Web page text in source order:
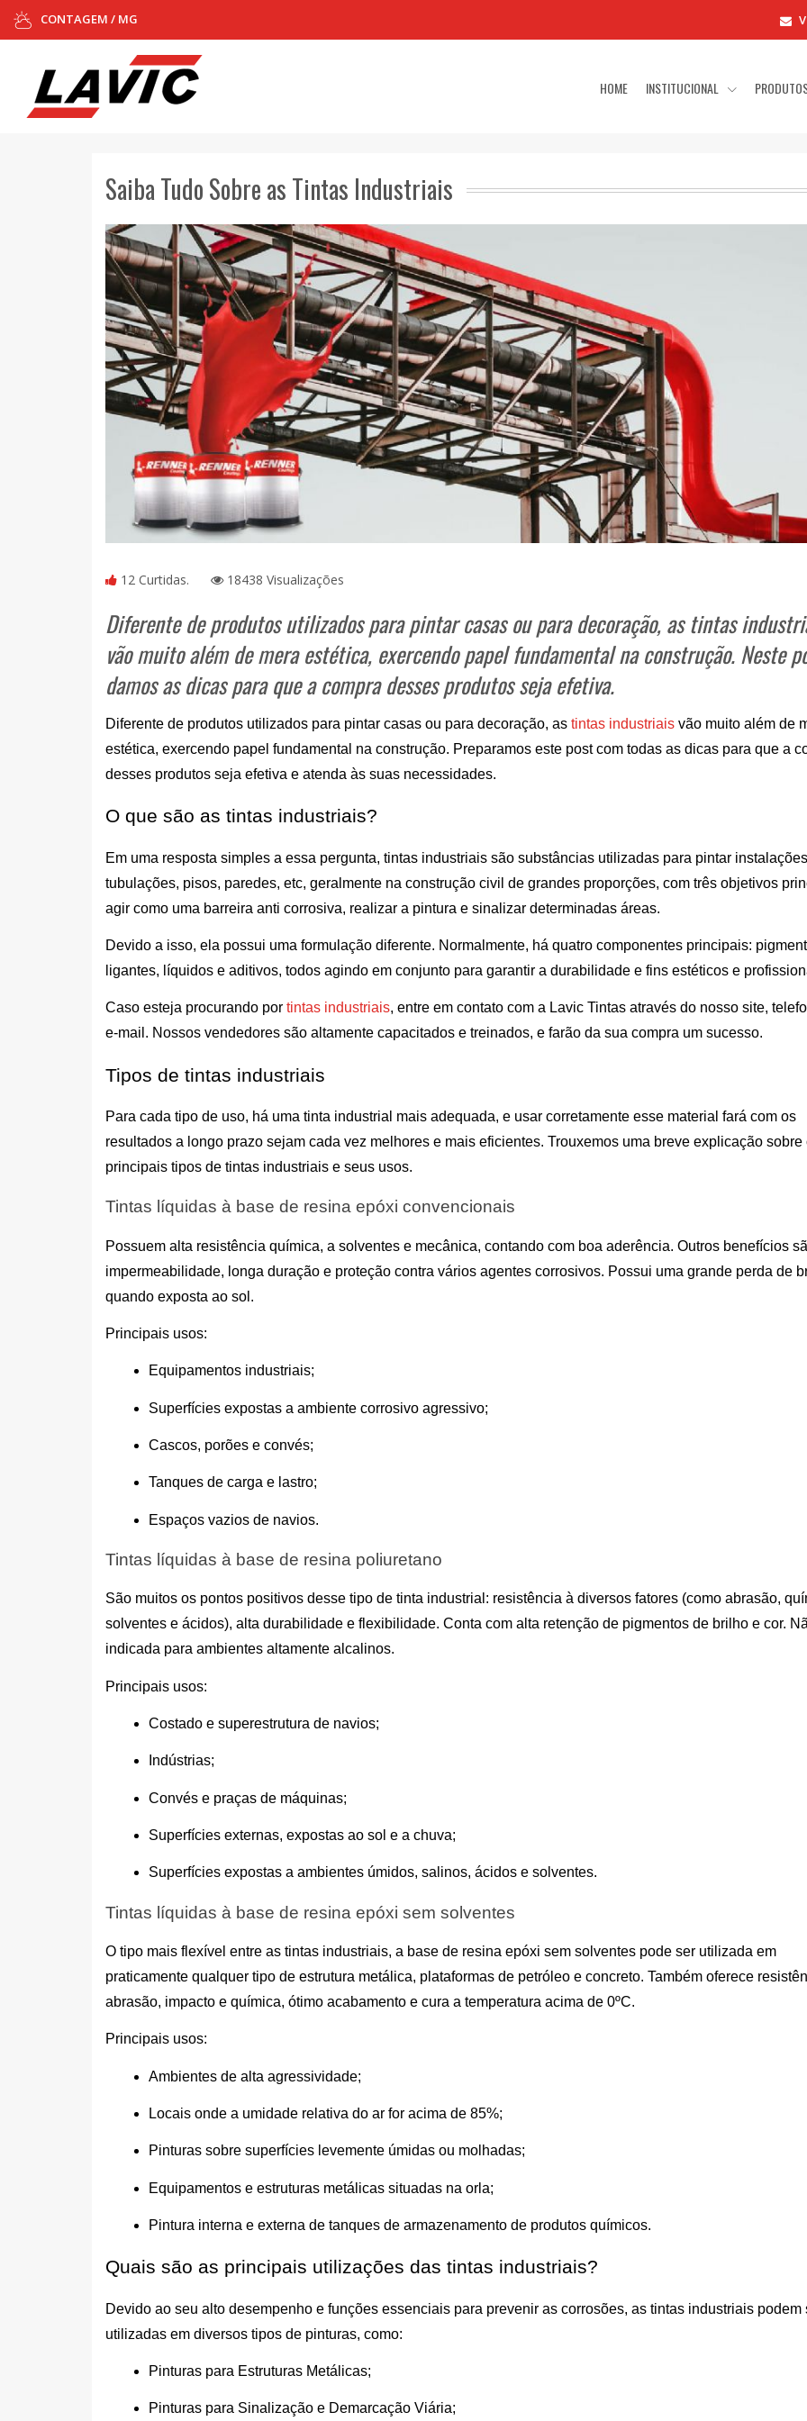
CONTAGEM / MG
HOME INSTITUCIONAL
Saiba Tudo Sobre as Tintas Industriais
12 Curtidas. 18438 Visualizações
Diferente de produtos utilizados para pintar casas ou para decoração, as tintas
vão muito além de mera estética, exercendo papel fundamental na construção. Neste
damos as dicas para que a compra desses produtos seja efetiva.
Diferente de produtos utilizados para pintar casas ou para decoração, as tintas industriais vão muito além de
estética, exercendo papel fundamental na construção. Preparamos este post com todas as dicas para que a
desses produtos seja efetiva e atenda às suas necessidades.
O que são as tintas industriais?
Em uma resposta simples a essa pergunta, tintas industriais são substâncias utilizadas para pintar
tubulações, pisos, paredes, etc, geralmente na construção civil de grandes proporções, com três objetivos
agir como uma barreira anti corrosiva, realizar a pintura e sinalizar determinadas áreas.
Devido a isso, ela possui uma formulação diferente. Normalmente, há quatro componentes principais:
ligantes, líquidos e aditivos, todos agindo em conjunto para garantir a durabilidade e fins estéticos e
Caso esteja procurando por tintas industriais, entre em contato com a Lavic Tintas através do nosso site,
e-mail. Nossos vendedores são altamente capacitados e treinados, e farão da sua compra um sucesso.
Tipos de tintas industriais
Para cada tipo de uso, há uma tinta industrial mais adequada, e usar corretamente esse material fará com os
resultados a longo prazo sejam cada vez melhores e mais eficientes. Trouxemos uma breve explicação sobre
principais tipos de tintas industriais e seus usos.
Tintas líquidas à base de resina epóxi convencionais
Possuem alta resistência química, a solventes e mecânica, contando com boa aderência. Outros benefícios
impermeabilidade, longa duração e proteção contra vários agentes corrosivos. Possui uma grande perda de
quando exposta ao sol.
Principais usos:
Equipamentos industriais;
Superfícies expostas a ambiente corrosivo agressivo;
Cascos, porões e convés;
Tanques de carga e lastro;
Espaços vazios de navios.
Tintas líquidas à base de resina poliuretano
São muitos os pontos positivos desse tipo de tinta industrial: resistência à diversos fatores (como abrasão,
solventes e ácidos), alta durabilidade e flexibilidade. Conta com alta retenção de pigmentos de brilho e cor.
indicada para ambientes altamente alcalinos.
Principais usos:
Costado e superestrutura de navios;
Indústrias;
Convés e praças de máquinas;
Superfícies externas, expostas ao sol e a chuva;
Superfícies expostas a ambientes úmidos, salinos, ácidos e solventes.
Tintas líquidas à base de resina epóxi sem solventes
O tipo mais flexível entre as tintas industriais, a base de resina epóxi sem solventes pode ser utilizada em
praticamente qualquer tipo de estrutura metálica, plataformas de petróleo e concreto. Também oferece
abrasão, impacto e química, ótimo acabamento e cura a temperatura acima de 0ºC.
Principais usos:
Ambientes de alta agressividade;
Locais onde a umidade relativa do ar for acima de 85%;
Pinturas sobre superfícies levemente úmidas ou molhadas;
Equipamentos e estruturas metálicas situadas na orla;
Pintura interna e externa de tanques de armazenamento de produtos químicos.
Quais são as principais utilizações das tintas industriais?
Devido ao seu alto desempenho e funções essenciais para prevenir as corrosões, as tintas industriais podem
utilizadas em diversos tipos de pinturas, como:
Pinturas para Estruturas Metálicas;
Pinturas para Sinalização e Demarcação Viária;